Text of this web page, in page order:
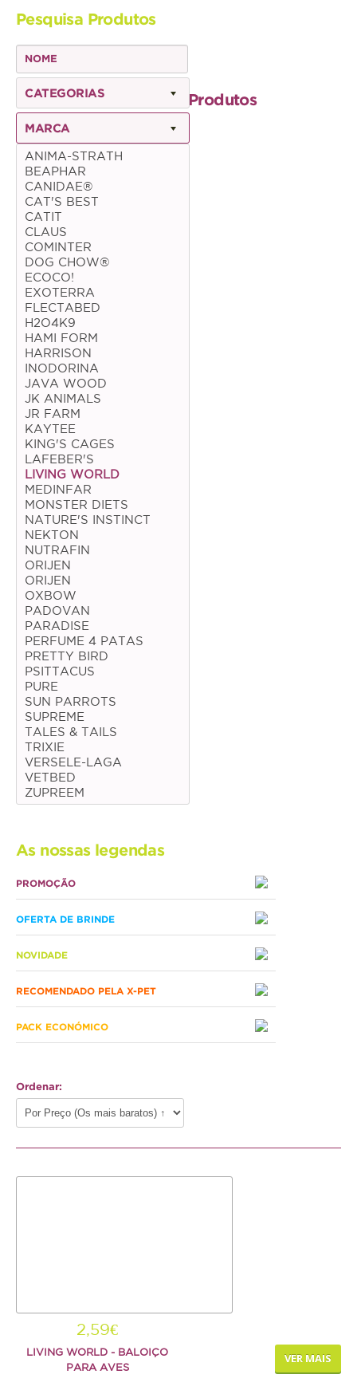
ALIMENTAÇÃO
Júnior
Adulto
Sénior
Gato
Júnior
Adulto
Sénior
Pequenos Mamíferos
Coelho
Porquinho da Índia
Chinchila
Furão
Gerbo
Degu
Hamster
Ratazana
Ouriço
Esquilo
Aves
Pequenas
Médias
Grandes
Répteis
Tartaruga
Serpente
Cão
Júnior
Adulto
Sénior
Júnior
Adulto
Furão
Degu
Pesquisa Produtos
CATEGORIAS
MARCA
ANIMA-STRATH
BEAPHAR
CANIDAE®
CAT'S BEST
CATIT
CLAUS
COMINTER
DOG CHOW®
ECOCO!
EXOTERRA
FLECTABED
H2O4K9
HAMI FORM
HARRISON
INODORINA
JAVA WOOD
JK ANIMALS
JR FARM
KAYTEE
KING'S CAGES
LAFEBER'S
LIVING WORLD
MEDINFAR
MONSTER DIETS
NATURE'S INSTINCT
NEKTON
NUTRAFIN
ORIJEN
ORIJEN
OXBOW
PADOVAN
PARADISE
PERFUME 4 PATAS
PRETTY BIRD
PSITTACUS
PURE
SUN PARROTS
SUPREME
TALES & TAILS
TRIXIE
VERSELE-LAGA
VETBED
ZUPREEM
As nossas legendas
PROMOÇÃO
OFERTA DE BRINDE
NOVIDADE
RECOMENDADO PELA X-PET
PACK ECONÓMICO
Produtos
Ordenar:
2,59€
LIVING WORLD - BALOIÇO
PARA AVES
VER MAIS